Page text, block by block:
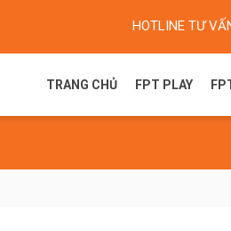
HOTLINE TƯ
TRANG CHỦ FPT PLAY